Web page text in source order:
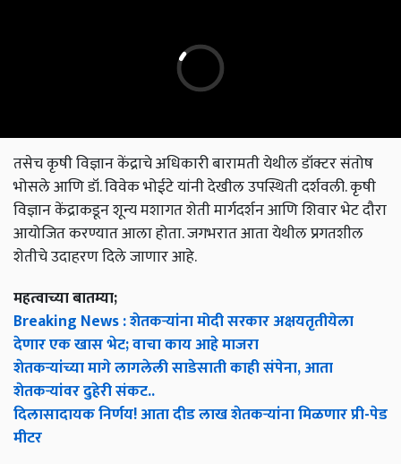
तसेच कृषी विज्ञान केंद्राचे अधिकारी बारामती येथील डॉक्टर संतोष
भोसले आणि डॉ. विवेक भोईटे यांनी देखील उपस्थिती दर्शवली. कृषी
विज्ञान केंद्राकडून शून्य मशागत शेती मार्गदर्शन आणि शिवार भेट दौरा
आयोजित करण्यात आला होता. जगभरात आता येथील प्रगतशील
शेतीचे उदाहरण दिले जाणार आहे.
महत्वाच्या बातम्या;
Breaking News : शेतकऱ्यांना मोदी सरकार अक्षयतृतीयेला
देणार एक खास भेट; वाचा काय आहे माजरा
शेतकऱ्यांच्या मागे लागलेली साडेसाती काही संपेना, आता
शेतकऱ्यांवर दुहेरी संकट..
दिलासादायक निर्णय! आता दीड लाख शेतकऱ्यांना मिळणार प्री-पेड
मीटर